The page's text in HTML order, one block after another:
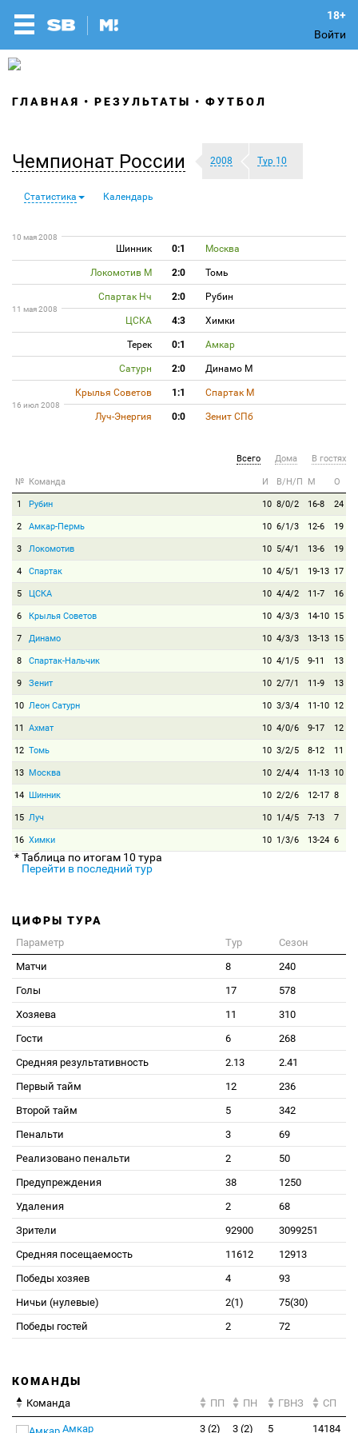
Войти
ГЛАВНАЯ РЕЗУЛЬТАТЫ ФУТБОЛ
Чемпионат России 2008 Тур 10
Статистика Календарь
10 мая 2008
Шинник 0:1 Москва
Локомотив М 2:0 Томь
Спартак Нч 2:0 Рубин
11 мая 2008
ЦСКА 4:3 Химки
Терек 0:1 Амкар
Сатурн 2:0 Динамо М
Крылья Советов 1:1 Спартак М
16 июл 2008
Луч-Энергия 0:0 Зенит СПб
Всего Дома В гостях
№ Команда И В/Н/П М О
1 Рубин 10 8/0/2 16-8 24
2 Амкар-Пермь 10 6/1/3 12-6 19
3 Локомотив 10 5/4/1 13-6 19
4 Спартак 10 4/5/1 19-13 17
5 ЦСКА 10 4/4/2 11-7 16
6 Крылья Советов 10 4/3/3 14-10 15
7 Динамо 10 4/3/3 13-13 15
8 Спартак-Нальчик 10 4/1/5 9-11 13
9 Зенит 10 2/7/1 11-9 13
10 Леон Сатурн 10 3/3/4 11-10 12
11 Ахмат 10 4/0/6 9-17 12
12 Томь 10 3/2/5 8-12 11
13 Москва 10 2/4/4 11-13 10
14 Шинник 10 2/2/6 12-17 8
15 Луч 10 1/4/5 7-13 7
16 Химки 10 1/3/6 13-24 6
* Таблица по итогам 10 тура
Перейти в последний тур
ЦИФРЫ ТУРА
Параметр Тур
Сезон
Матчи
8
240
Голы
17
578
Хозяева
11
310
Гости
6
268
Средняя результативность
2.13
2.41
Первый тайм
12
236
Второй тайм
5
342
Пенальти
3
69
Реализовано пенальти
2
50
Предупреждения
38
1250
Удаления
2
68
Зрители
92900
3099251
Средняя посещаемость
11612
12913
Победы хозяев
4
93
Ничьи (нулевые)
2(1)
75(30)
Победы гостей
2 72
КОМАНДЫ
Команда ПП ПН ГВНЗ СП
Амкар 3 (2) 3 (2) 5 14184